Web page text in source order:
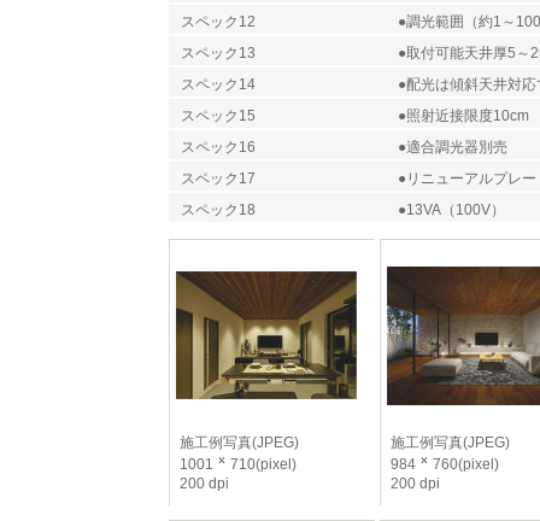
スペック12
●調光範囲（約1～
スペック13
●取付可能天井厚5～
スペック14
●配光は傾斜天井対
スペック15
●照射近接限度10cm
スペック16
●適合調光器別売
スペック17
●リニューアルプレ
スペック18
●13VA（100V）
施工例写真(JPEG)
1001
710(pixel)
200 dpi
施工例写真(JPEG)
984
760(pixel)
200 dpi